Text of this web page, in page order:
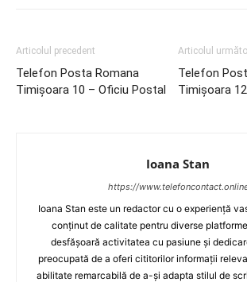
Articolul precedent
Telefon Posta Romana
Timişoara 10 – Oficiu Postal
Articolul
Telefon
Timişoara
Ioana Stan
https://
Ioana Stan este un redactor cu o experiență
conținut de calitate pentru diverse
desfășoară activitatea cu pasiune și
preocupată de a oferi cititorilor informații
abilitate remarcabilă de a-și adapta stilul de